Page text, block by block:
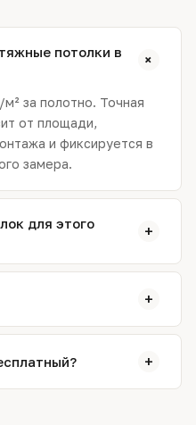
потолки в
+
за полотно. Точная
от площади,
и фиксируется в
замера.
для этого
+
подтвердит выбор
света с учётом
более подходящий
+
2 до 5 часов за один
со светом и
+